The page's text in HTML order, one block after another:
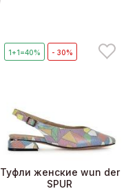
1+1=40% - 30%
Туфли женские wun der
SPUR